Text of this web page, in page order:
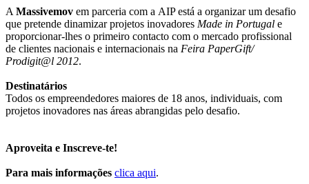
AMassivemov em parceria com a AIP está a organizar um desafio
que pretende dinamizar projetos inovadores Made in Portugal e
proporcionar-lhes o primeiro contacto com o mercado profissional
de clientes nacionais e internacionais na Feira PaperGift/
Prodigit@l 2012.
Destinatários
Todos os empreendedores maiores de 18 anos, individuais, com
projetos inovadores nas áreas abrangidas pelo desafio.
Aproveita e Inscreve-te!
Para mais informações clica aqui.